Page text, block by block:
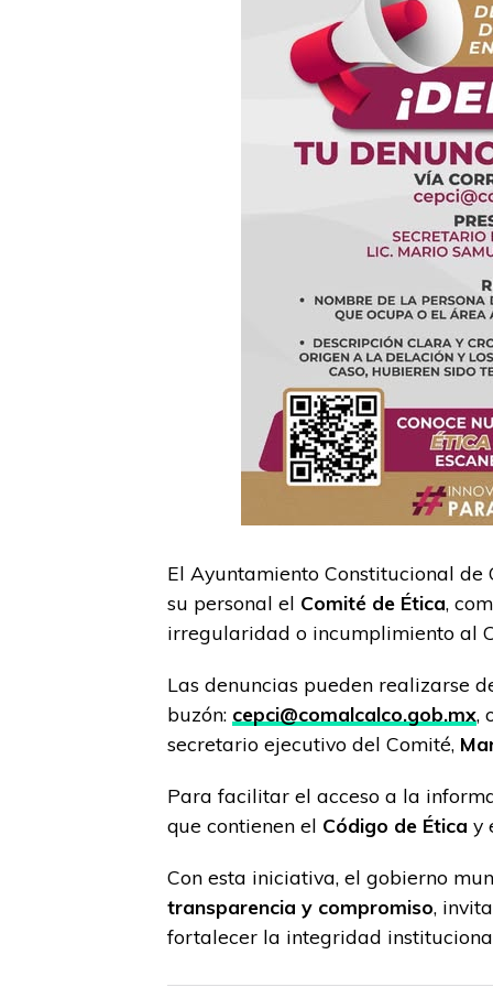
El Ayuntamiento Constitucional
su personal el Comité de Ética,
irregularidad o incumplimiento al
Las denuncias pueden realizarse
buzón: cepci@comalcalco.gob.mx,
secretario ejecutivo del Comité,
Para facilitar el acceso a la
que contienen el Código de Ética y
Con esta iniciativa, el gobierno
transparencia y compromiso,
fortalecer la integridad